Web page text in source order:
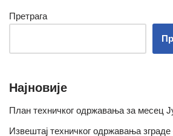
Претрага
Најновије
План техничког одржавања за месец
Извештај техничког одржавања